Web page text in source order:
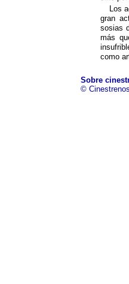
Los
gran
sosias
más
como
Sobre
©